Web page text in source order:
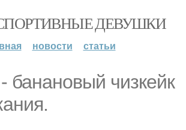
СПОРТИВНЫЕ ДЕВУШКИ
новости статьи
банановый чизкейк